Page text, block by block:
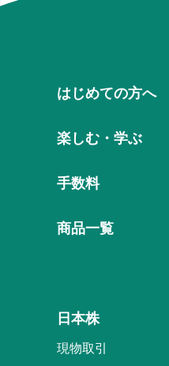
はじめての方へ
楽しむ・学ぶ
手数料
商品一覧
日本株
現物取引